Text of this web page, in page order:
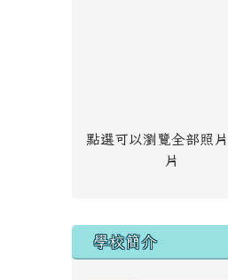
點選可以瀏覽全部照
片
學校簡介